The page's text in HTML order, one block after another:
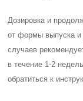
Дозировка и
от формы выпуска и
случаев
в течение 1-2
обратиться к